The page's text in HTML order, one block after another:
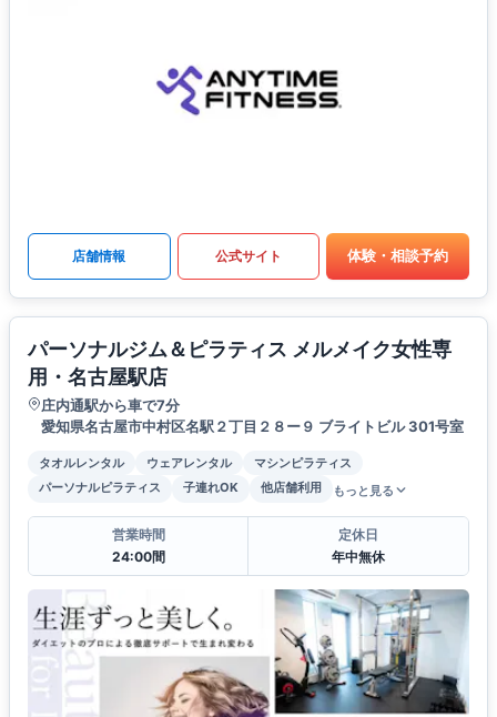
店舗情報 公式サイト 体験・相談予約
パーソナルジム＆ピラティス メルメイク女性専
用・名古屋駅店
庄内通駅から車で7分
愛知県名古屋市中村区名駅２丁目２８ー９ ブライトビル 301号室
タオルレンタル ウェアレンタル
マシンピラティス
パーソナルピラティス
子連れOK 他店舗利用 もっと見る
営業時間
24:00間
定休日
年中無休